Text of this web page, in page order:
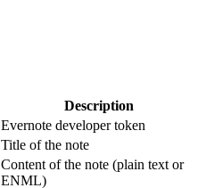
Description
Evernote developer token
Title of the note
Content of the note (plain text or
ENML)